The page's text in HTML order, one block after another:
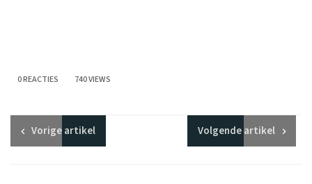
0 REACTIES 740 VIEWS
Vorigeartikel Volgendeartikel